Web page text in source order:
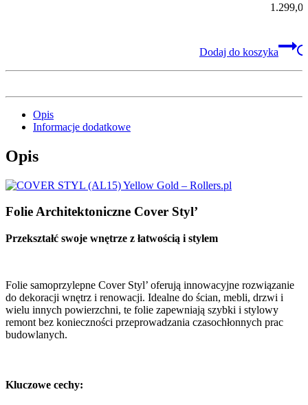
Dodaj do koszyka
Opis
Informacje dodatkowe
Opis
Folie Architektoniczne Cover Styl’
Przekształć swoje wnętrze z łatwością i stylem
Folie samoprzylepne Cover Styl’ oferują innowacyjne rozwiązanie
do dekoracji wnętrz i renowacji. Idealne do ścian, mebli, drzwi i
wielu innych powierzchni, te folie zapewniają szybki i stylowy
remont bez konieczności przeprowadzania czasochłonnych prac
budowlanych.
Kluczowe cechy: